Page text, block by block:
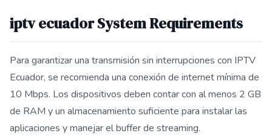
iptv ecuador System Requirements
Para garantizar una transmisión sin interrupciones con IPTV
Ecuador, se recomienda una conexión de internet mínima de
10 Mbps. Los dispositivos deben contar con al menos 2 GB
de RAM y un almacenamiento suficiente para instalar las
aplicaciones y manejar el buffer de streaming.